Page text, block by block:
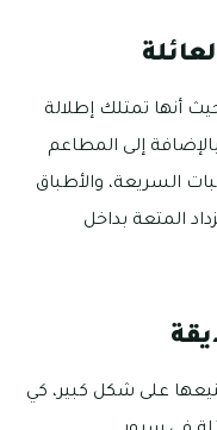
أنها تمتلك إطلالة
إلى المطاعم
السريعة، والأطباق
المتعة بداخل
على شكل كبير، كي